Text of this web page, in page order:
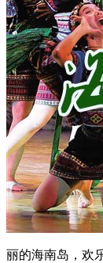
丽的海南岛，欢